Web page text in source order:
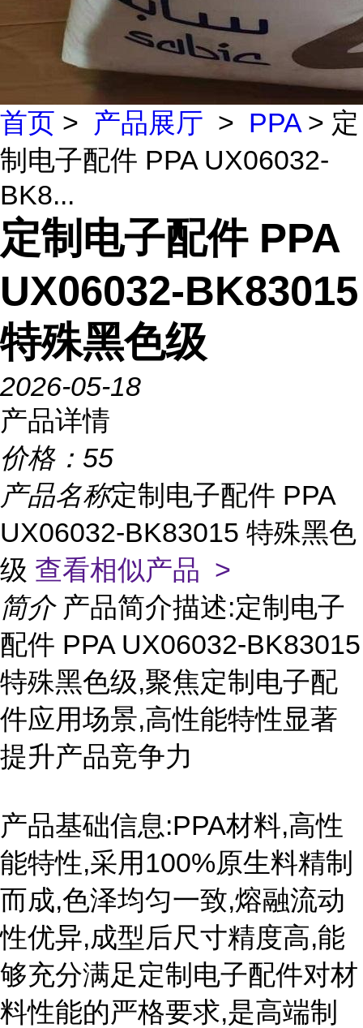
首页 > 产品展厅 > PPA> 定
制电子配件 PPA UX06032-
BK8...
定制电子配件 PPA
UX06032-BK83015
特殊黑色级
2026-05-18
产品详情
价格： 55
产品名称定制电子配件 PPA
UX06032-BK83015 特殊黑色
级 查看相似产品 >
简介 产品简介描述:定制电子
配件 PPA UX06032-BK83015
特殊黑色级,聚焦定制电子配
件应用场景,高性能特性显著
提升产品竞争力
产品基础信息:PPA材料,高性
能特性,采用100%原生料精制
而成,色泽均匀一致,熔融流动
性优异,成型后尺寸精度高,能
够充分满足定制电子配件对材
料性能的严格要求,是高端制